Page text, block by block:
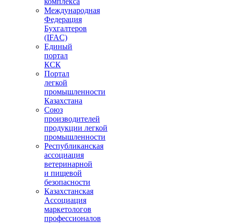
Международная
Федерация
Бухгалтеров
(IFAC)
Единый
портал
КСК
Портал
легкой
промышленности
Казахстана
Союз
производителей
продукции легкой
промышленности
Республиканская
ассоциация
ветеринарной
и пищевой
безопасности
Казахстанская
Ассоциация
маркетологов
профессионалов